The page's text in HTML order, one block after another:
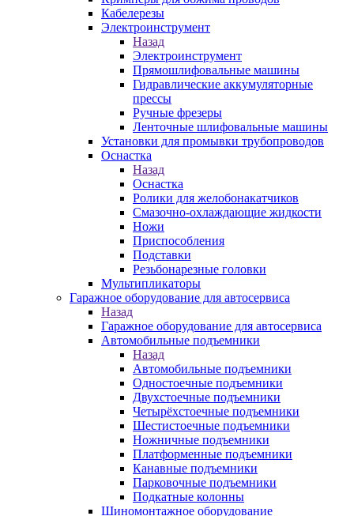
Кабелерезы
Электроинструмент
Назад
Электроинструмент
Прямошлифовальные машины
Гидравлические аккумуляторные
прессы
Ручные фрезеры
Ленточные шлифовальные машины
Установки для промывки трубопроводов
Оснастка
Назад
Оснастка
Ролики для желобонакатчиков
Смазочно-охлаждающие жидкости
Ножи
Приспособления
Подставки
Резьбонарезные головки
Мультипликаторы
Гаражное оборудование для автосервиса
Назад
Гаражное оборудование для автосервиса
Автомобильные подъемники
Назад
Автомобильные подъемники
Одностоечные подъемники
Двухстоечные подъемники
Четырёхстоечные подъемники
Шестистоечные подъемники
Ножничные подъемники
Платформенные подъемники
Канавные подъемники
Парковочные подъемники
Подкатные колонны
Шиномонтажное оборудование